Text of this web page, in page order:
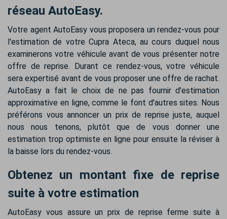
réseau AutoEasy.
Votre agent AutoEasy vous proposera un rendez-vous pour
l'estimation de votre Cupra Ateca, au cours duquel nous
examinerons votre véhicule avant de vous présenter notre
offre de reprise. Durant ce rendez-vous, votre véhicule
sera expertisé avant de vous proposer une offre de rachat.
AutoEasy a fait le choix de ne pas fournir d'estimation
approximative en ligne, comme le font d'autres sites. Nous
préférons vous annoncer un prix de reprise juste, auquel
nous nous tenons, plutôt que de vous donner une
estimation trop optimiste en ligne pour ensuite la réviser à
la baisse lors du rendez-vous.
Obtenez un montant fixe de reprise
suite à votre estimation
AutoEasy vous assure un prix de reprise ferme suite à